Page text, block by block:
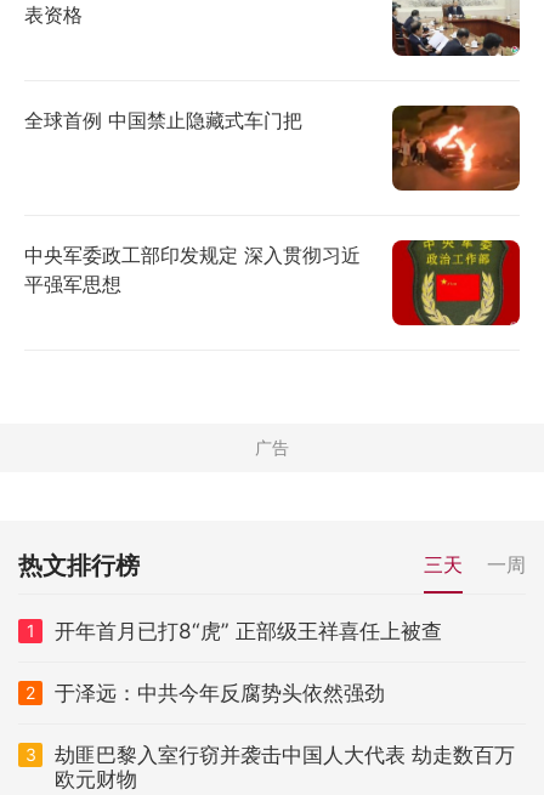
表资格
全球首例 中国禁止隐藏式车门把
中央军委政工部印发规定 深入贯彻习近
平强军思想
热文排行榜 三天 一周
1 开年首月已打8“虎” 正部级王祥喜任上被查
2 于泽远：中共今年反腐势头依然强劲
3
劫匪巴黎入室行窃并袭击中国人大代表 劫走数百万
欧元财物